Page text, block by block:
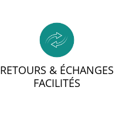
RETOURS & ÉCHANGES
FACILITÉS